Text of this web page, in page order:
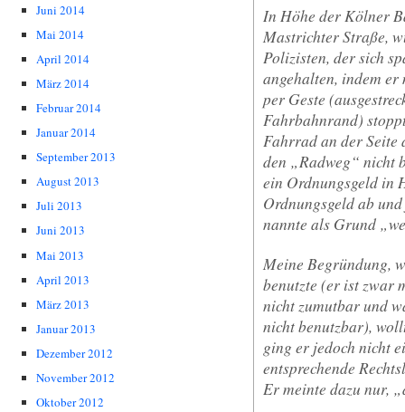
Juni 2014
Mai 2014
April 2014
März 2014
Februar 2014
Januar 2014
September 2013
August 2013
Juli 2013
Juni 2013
Mai 2013
April 2013
März 2013
Januar 2013
Dezember 2012
November 2012
Oktober 2012
In Höhe der Kölner
Mastrichter Straße,
Polizisten, der sich
angehalten, indem
per Geste
Fahrbahnrand)
Fahrrad an der Seite
den „Radweg“ nicht
ein Ordnungsgeld in
Ordnungsgeld ab
nannte als Grund
Meine Begründung,
benutzte (er ist zwar
nicht zumutbar und
nicht benutzbar),
ging er jedoch nicht
entsprechende
Er meinte dazu nur,